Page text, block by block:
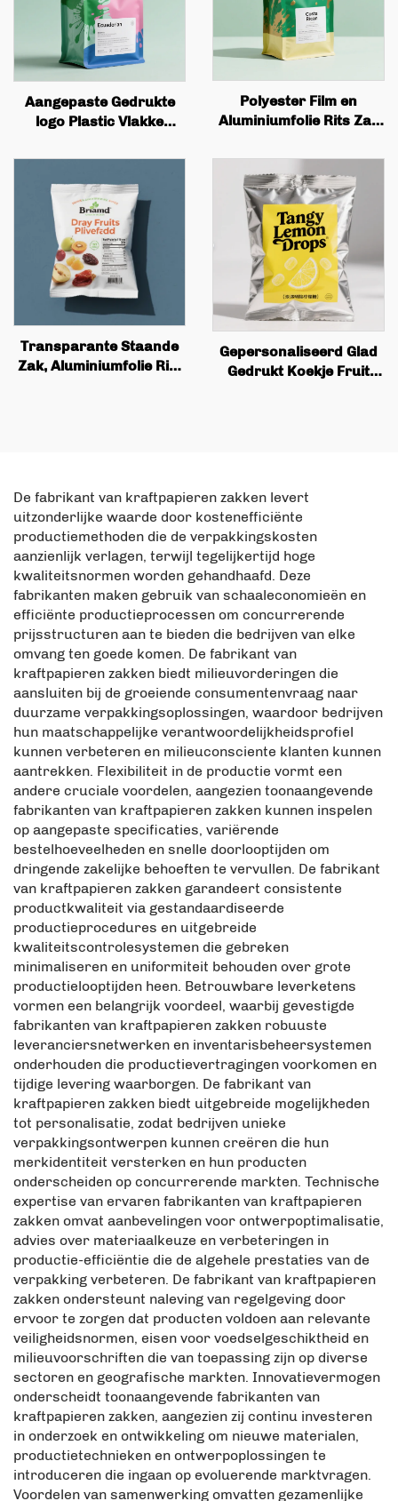
Aangepaste Gedrukte
logo Plastic Vlakke
Verpakking met Ventiel
en Rits
Polyester Film en
Aluminiumfolie Rits Zak
Herbruikbaar Thee en
Koffie Staande Zak met
Ventiel en Rits
Transparante Staande
Zak, Aluminiumfolie Rits
Gepersonaliseerd Glad
Gedrukt Koekje Fruit
De fabrikant van kraftpapieren zakken levert
uitzonderlijke waarde door kostenefficiënte
productiemethoden die de verpakkingskosten
aanzienlijk verlagen, terwijl tegelijkertijd hoge
kwaliteitsnormen worden gehandhaafd. Deze
fabrikanten maken gebruik van schaaleconomieën en
efficiënte productieprocessen om concurrerende
prijsstructuren aan te bieden die bedrijven van elke
omvang ten goede komen. De fabrikant van
kraftpapieren zakken biedt milieuvorderingen die
aansluiten bij de groeiende consumentenvraag naar
duurzame verpakkingsoplossingen, waardoor bedrijven
hun maatschappelijke verantwoordelijkheidsprofiel
kunnen verbeteren en milieuconsciente klanten kunnen
aantrekken. Flexibiliteit in de productie vormt een
andere cruciale voordelen, aangezien toonaangevende
fabrikanten van kraftpapieren zakken kunnen inspelen
op aangepaste specificaties, variërende
bestelhoeveelheden en snelle doorlooptijden om
dringende zakelijke behoeften te vervullen. De fabrikant
van kraftpapieren zakken garandeert consistente
productkwaliteit via gestandaardiseerde
productieprocedures en uitgebreide
kwaliteitscontrolesystemen die gebreken
minimaliseren en uniformiteit behouden over grote
productielooptijden heen. Betrouwbare leverketens
vormen een belangrijk voordeel, waarbij gevestigde
fabrikanten van kraftpapieren zakken robuuste
leveranciersnetwerken en inventarisbeheersystemen
onderhouden die productievertragingen voorkomen en
tijdige levering waarborgen. De fabrikant van
kraftpapieren zakken biedt uitgebreide mogelijkheden
tot personalisatie, zodat bedrijven unieke
verpakkingsontwerpen kunnen creëren die hun
merkidentiteit versterken en hun producten
onderscheiden op concurrerende markten. Technische
expertise van ervaren fabrikanten van kraftpapieren
zakken omvat aanbevelingen voor ontwerpoptimalisatie,
advies over materiaalkeuze en verbeteringen in
productie-efficiëntie die de algehele prestaties van de
verpakking verbeteren. De fabrikant van kraftpapieren
zakken ondersteunt naleving van regelgeving door
ervoor te zorgen dat producten voldoen aan relevante
veiligheidsnormen, eisen voor voedselgeschiktheid en
milieuvoorschriften die van toepassing zijn op diverse
sectoren en geografische markten. Innovatievermogen
onderscheidt toonaangevende fabrikanten van
kraftpapieren zakken, aangezien zij continu investeren
in onderzoek en ontwikkeling om nieuwe materialen,
productietechnieken en ontwerpoplossingen te
introduceren die ingaan op evoluerende marktvragen.
Voordelen van samenwerking omvatten gezamenlijke